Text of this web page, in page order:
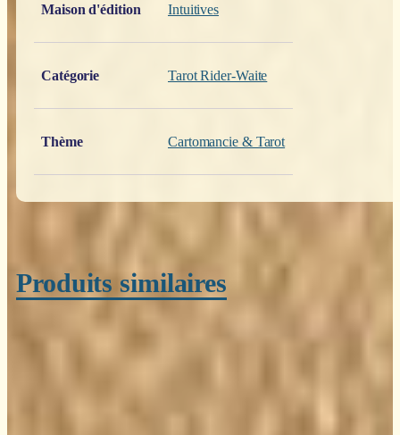
Maison d'édition Intuitives
Catégorie Tarot Rider-Waite
Thème Cartomancie & Tarot
Produits similaires